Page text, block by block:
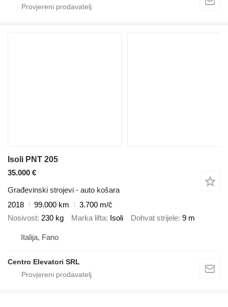
Isoli PNT 205
35.000 €
Građevinski strojevi - auto košara
2018
99.000 km
3.700 m/č
Nosivost 230 kg Marka lifta Isoli Dohvat strijele 9 m
Italija, Fano
Centro Elevatori SRL